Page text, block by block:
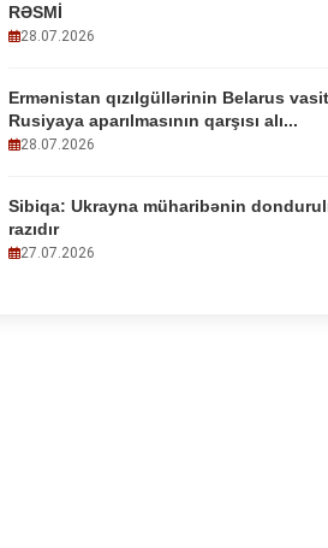
RƏSMİ
28.07.2026
Ermənistan qızılgüllərinin Belarus
Rusiyaya aparılmasının qarşısı alı...
28.07.2026
Sibiqa: Ukrayna müharibənin
razıdır
27.07.2026